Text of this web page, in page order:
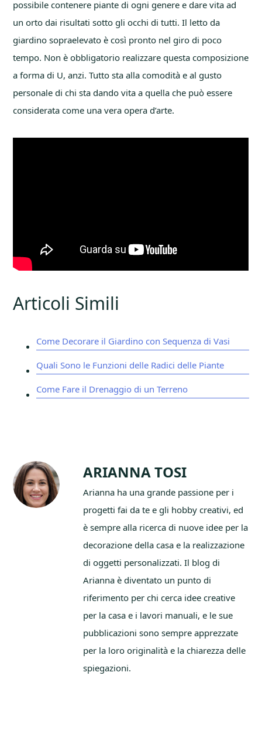
possibile contenere piante di ogni genere e dare vita ad
un orto dai risultati sotto gli occhi di tutti. Il letto da
giardino sopraelevato è così pronto nel giro di poco
tempo. Non è obbligatorio realizzare questa composizione
a forma di U, anzi. Tutto sta alla comodità e al gusto
personale di chi sta dando vita a quella che può essere
considerata come una vera opera d’arte.
Articoli Simili
Come Decorare il Giardino con Sequenza di Vasi
Quali Sono le Funzioni delle Radici delle Piante
Come Fare il Drenaggio di un Terreno
ARIANNA TOSI
Arianna ha una grande passione per i
progetti fai da te e gli hobby creativi, ed
è sempre alla ricerca di nuove idee per la
decorazione della casa e la realizzazione
di oggetti personalizzati. Il blog di
Arianna è diventato un punto di
riferimento per chi cerca idee creative
per la casa e i lavori manuali, e le sue
pubblicazioni sono sempre apprezzate
per la loro originalità e la chiarezza delle
spiegazioni.